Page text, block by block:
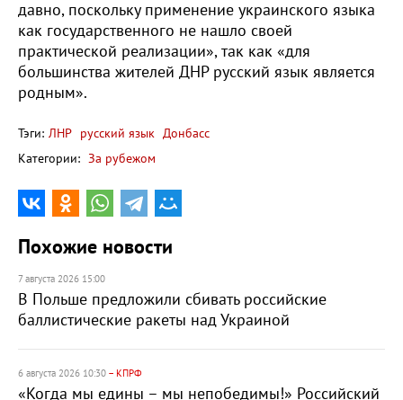
давно, поскольку применение украинского языка
как государственного не нашло своей
практической реализации», так как «для
большинства жителей ДНР русский язык является
родным».
Тэги: ЛНР русский язык Донбасс
Категории: За рубежом
Похожие новости
7 августа 2026 15:00
В Польше предложили сбивать российские
баллистические ракеты над Украиной
6 августа 2026 10:30 – КПРФ
«Когда мы едины – мы непобедимы!» Российский